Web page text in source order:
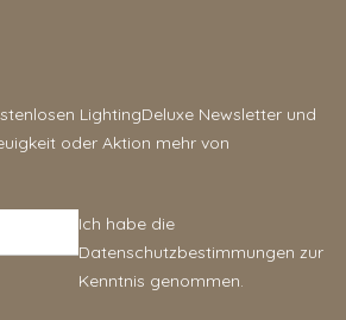
LightingDeluxe Newsletter und
oder Aktion mehr von
Ich habe die
Datenschutzbestimmungen zur
Kenntnis genommen.